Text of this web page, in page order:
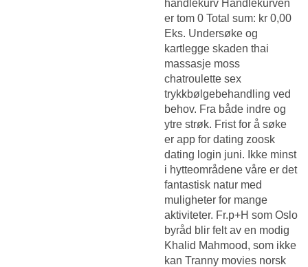
handlekurv Handlekurven
er tom 0 Total sum: kr 0,00
Eks. Undersøke og
kartlegge skaden thai
massasje moss
chatroulette sex
trykkbølgebehandling ved
behov. Fra både indre og
ytre strøk. Frist for å søke
er app for dating zoosk
dating login juni. Ikke minst
i hytteområdene våre er det
fantastisk natur med
muligheter for mange
aktiviteter. Fr.p+H som Oslo
byråd blir felt av en modig
Khalid Mahmood, som ikke
kan Tranny movies norsk